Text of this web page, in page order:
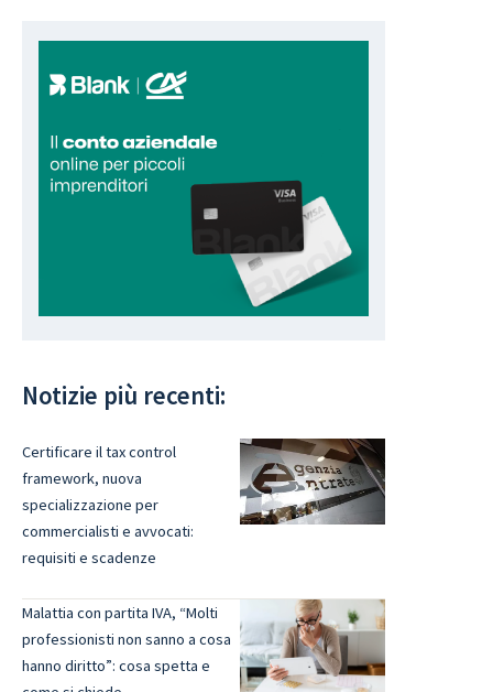
Notizie più recenti:
Certificare il tax control
framework, nuova
specializzazione per
commercialisti e avvocati:
requisiti e scadenze
Malattia con partita IVA, “Molti
professionisti non sanno a cosa
hanno diritto”: cosa spetta e